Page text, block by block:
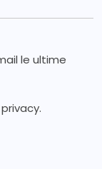
le ultime
.